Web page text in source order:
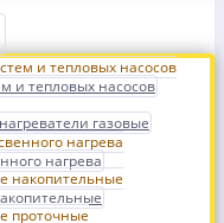
и тепловых насосов
газовые
нагрева